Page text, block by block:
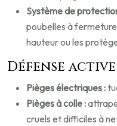
Système de
poubelles à
hauteur ou les
Défense active
Pièges électriques :
Pièges à colle :
cruels et difficiles à